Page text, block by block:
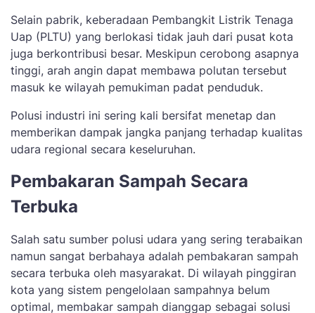
Selain pabrik, keberadaan Pembangkit Listrik Tenaga
Uap (PLTU) yang berlokasi tidak jauh dari pusat kota
juga berkontribusi besar. Meskipun cerobong asapnya
tinggi, arah angin dapat membawa polutan tersebut
masuk ke wilayah pemukiman padat penduduk.
Polusi industri ini sering kali bersifat menetap dan
memberikan dampak jangka panjang terhadap kualitas
udara regional secara keseluruhan.
Pembakaran Sampah Secara
Terbuka
Salah satu sumber polusi udara yang sering terabaikan
namun sangat berbahaya adalah pembakaran sampah
secara terbuka oleh masyarakat. Di wilayah pinggiran
kota yang sistem pengelolaan sampahnya belum
optimal, membakar sampah dianggap sebagai solusi